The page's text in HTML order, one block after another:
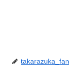
takarazuka_fan